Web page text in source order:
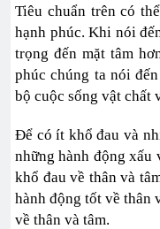
Tiêu chuẩn trên có
hạnh phúc. Khi nói
trọng đến mặt tâm
phúc chúng ta nói
bộ cuộc sống vật chất
Để có ít khổ đau và
những hành động xấu
khổ đau về thân và
hành động tốt về thân
về thân và tâm.